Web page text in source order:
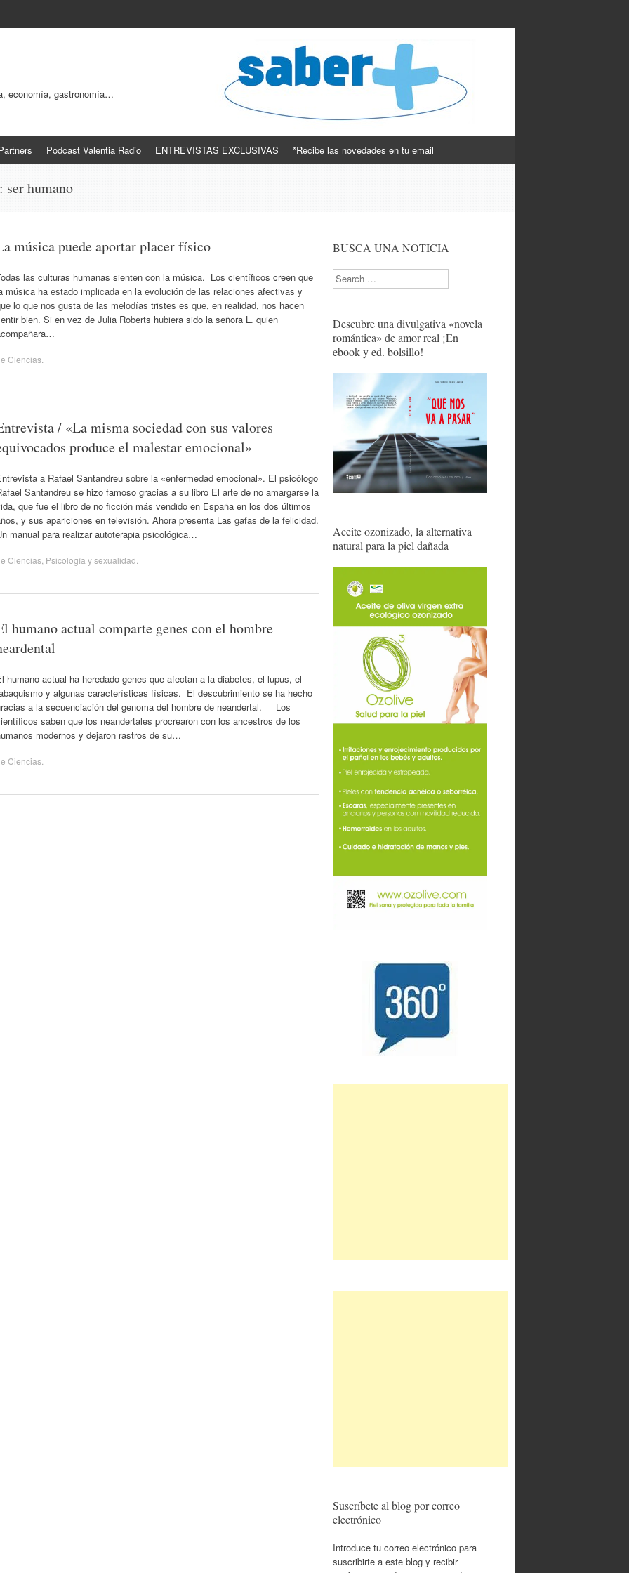
economía, gastronomía…
Podcast Valentia Radio ENTREVISTAS EXCLUSIVAS *Recibe las novedades en tu email
ser humano
música puede aportar placer físico
las culturas humanas sienten con la música. Los científicos creen que
música ha estado implicada en la evolución de las relaciones afectivas y
lo que nos gusta de las melodías tristes es que, en realidad, nos hacen
bien. Si en vez de Julia Roberts hubiera sido la señora L. quien
Ciencias
/ «La misma sociedad con sus valores
produce el malestar emocional»
a Rafael Santandreu sobre la «enfermedad emocional». El psicólogo
Santandreu se hizo famoso gracias a su libro El arte de no amargarse la
que fue el libro de no ficción más vendido en España en los dos últimos
y sus apariciones en televisión. Ahora presenta Las gafas de la felicidad.
manual para realizar autoterapia psicológica…
Ciencias Psicología y sexualidad
humano actual comparte genes con el hombre
humano actual ha heredado genes que afectan a la diabetes, el lupus, el
y algunas características físicas. El descubrimiento se ha hecho
a la secuenciación del genoma del hombre de neandertal. Los
saben que los neandertales procrearon con los ancestros de los
modernos y dejaron rastros de su…
Ciencias
BUSCA UNA NOTICIA
Search
Descubre una divulgativa «novela
romántica» de amor real ¡En
ebook y ed. bolsillo!
Aceite ozonizado, la alternativa
natural para la piel dañada
Suscríbete al blog por correo
electrónico
Introduce tu correo electrónico para
suscribirte a este blog y recibir